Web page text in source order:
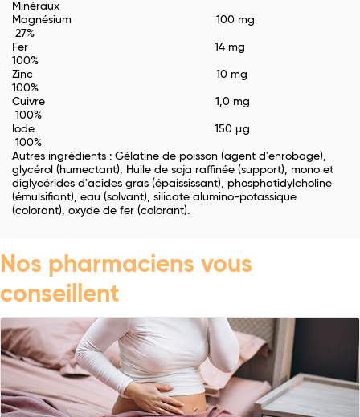
Minéraux
Magnésium 100 mg
27%
Fer 14 mg
100%
Zinc 10 mg
100%
Cuivre 1,0 mg
100%
Iode 150 µg
100%
Autres ingrédients : Gélatine de poisson (agent d'enrobage),
glycérol (humectant), Huile de soja raffinée (support), mono et
diglycérides d'acides gras (épaississant), phosphatidylcholine
(émulsifiant), eau (solvant), silicate alumino-potassique
(colorant), oxyde de fer (colorant).
Nos pharmaciens vous
conseillent